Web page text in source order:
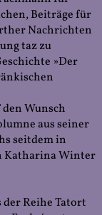
Beiträge für
Nachrichten
taz zu
»Der
Wunsch
aus seiner
seitdem in
Katharina Winter
Reihe Tatort